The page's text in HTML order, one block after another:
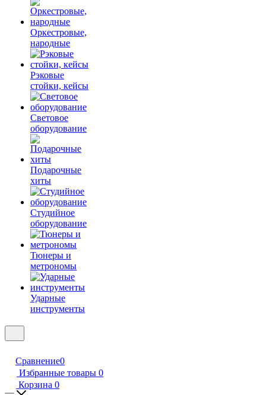
Оркестровые,
народные
Рэковые
стойки, кейсы
Световое
оборудование
Подарочные
хиты
Студийное
оборудование
Тюнеры и
метрономы
Ударные
инструменты
Сравнение0
Избранные товары 0
Корзина 0